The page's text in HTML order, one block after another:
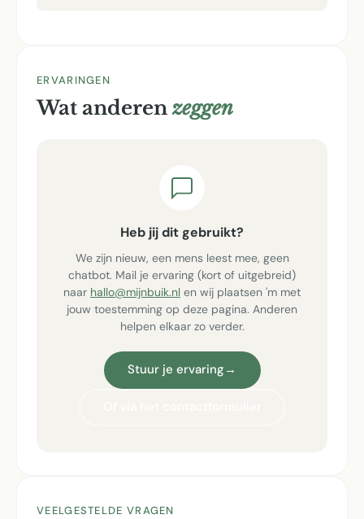
ERVARINGEN
Wat anderenzeggen
Heb jij dit gebruikt?
We zijn nieuw, een mens leest mee, geen
chatbot. Mail je ervaring (kort of uitgebreid)
naar hallo@mijnbuik.nl en wij plaatsen 'm met
jouw toestemming op deze pagina. Anderen
helpen elkaar zo verder.
Stuur je ervaring →
VEELGESTELDE VRAGEN